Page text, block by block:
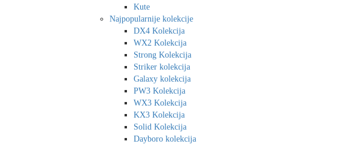
Kute
Najpopularnije kolekcije
DX4 Kolekcija
WX2 Kolekcija
Strong Kolekcija
Striker kolekcija
Galaxy kolekcija
PW3 Kolekcija
WX3 Kolekcija
KX3 Kolekcija
Solid Kolekcija
Dayboro kolekcija